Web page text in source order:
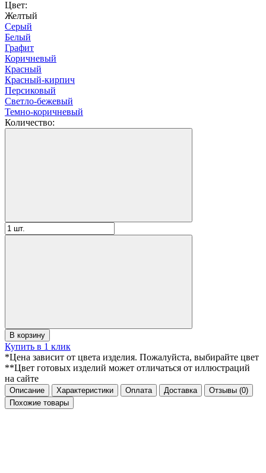
Цвет:
Желтый
Серый
Белый
Графит
Коричневый
Красный
Красный-кирпич
Персиковый
Светло-бежевый
Темно-коричневый
Количество:
В корзину
Купить в 1 клик
*Цена зависит от цвета изделия. Пожалуйста, выбирайте цвет
**Цвет готовых изделий может отличаться от иллюстраций
на сайте
Описание Характеристики Оплата Доставка Отзывы (0)
Похожие товары